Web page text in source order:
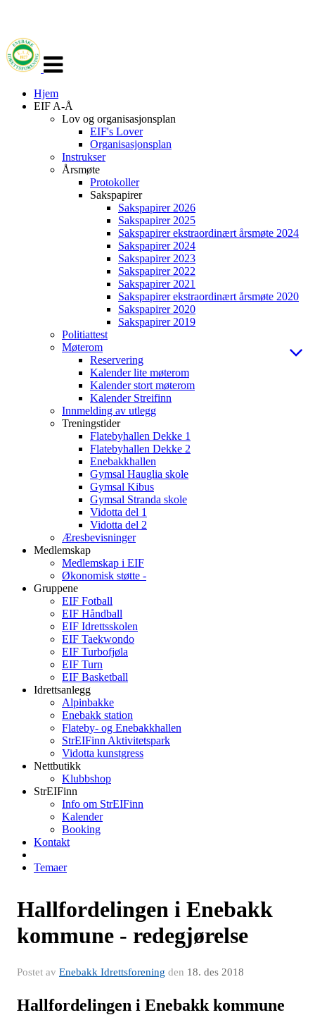
navigasjon
Hjem
EIF A-Å
Lov og organisasjonsplan
EIF's Lover
Organisasjonsplan
Instrukser
Årsmøte
Protokoller
Sakspapirer
Sakspapirer 2026
Sakspapirer 2025
Sakspapirer ekstraordinært årsmøte 2024
Sakspapirer 2024
Sakspapirer 2023
Sakspapirer 2022
Sakspapirer 2021
Sakspapirer ekstraordinært årsmøte 2020
Sakspapirer 2020
Sakspapirer 2019
Politiattest
Møterom
Reservering
Kalender lite møterom
Kalender stort møterom
Kalender Streifinn
Innmelding av utlegg
Treningstider
Flatebyhallen Dekke 1
Flatebyhallen Dekke 2
Enebakkhallen
Gymsal Hauglia skole
Gymsal Kibus
Gymsal Stranda skole
Vidotta del 1
Vidotta del 2
Æresbevisninger
Medlemskap
Medlemskap i EIF
Økonomisk støtte -
Gruppene
EIF Fotball
EIF Håndball
EIF Idrettsskolen
EIF Taekwondo
EIF Turbofjøla
EIF Turn
EIF Basketball
Idrettsanlegg
Alpinbakke
Enebakk station
Flateby- og Enebakkhallen
StrEIFinn Aktivitetspark
Vidotta kunstgress
Nettbutikk
Klubbshop
StrEIFinn
Info om StrEIFinn
Kalender
Booking
Kontakt
Temaer
Hallfordelingen i Enebakk
kommune - redegjørelse
Postet av Enebakk Idrettsforening den 18. des 2018
Hallfordelingen i Enebakk kommune